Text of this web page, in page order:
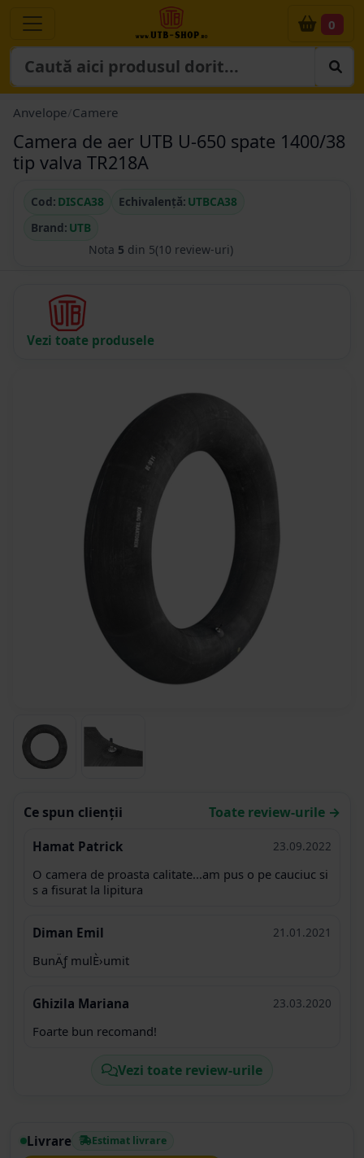
0
Anvelope Camere
Camera de aer UTB U-650 spate 1400/38
tip valva TR218A
Cod: DISCA38 Echivalență: UTBCA38
Brand: UTB
Nota 5 din 5(10 review-uri)
Vezi toate produsele
Ce spun clienții Toate review-urile →
Hamat Patrick 23.09.2022
O camera de proasta calitate...am pus o pe cauciuc si
s a fisurat la lipitura
Diman Emil 21.01.2021
BunÄƒ mulÈ›umit
Ghizila Mariana 23.03.2020
Foarte bun recomand!
Vezi toate review-urile
Livrare Estimat livrare